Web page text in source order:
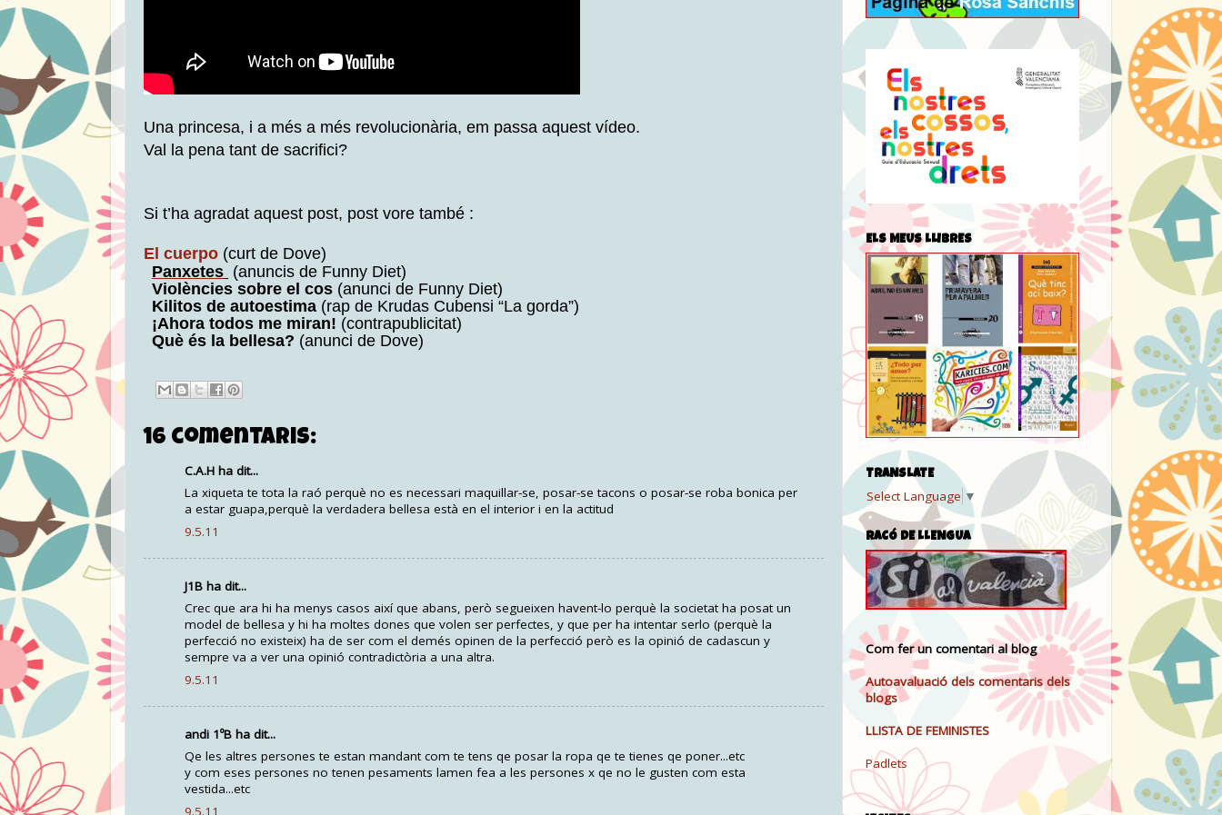
Una princesa, i a més a més revolucionària, em passa aquest vídeo.
Val la pena tant de sacrifici?
Si t’ha agradat aquest post, post vore també :
El cuerpo (curt de Dove)
Panxetes (anuncis de Funny Diet)
Violències sobre el cos (anunci de Funny Diet)
Kilitos de autoestima (rap de Krudas Cubensi “La gorda”)
¡Ahora todos me miran! (contrapublicitat)
Què és la bellesa? (anunci de Dove)
16 comentaris:
C.A.H ha dit...
La xiqueta te tota la raó perquè no es necessari maquillar-se, posar-se tacons o posar-se roba bonica per
a estar guapa,perquè la verdadera bellesa està en el interior i en la actitud
9.5.11
J1B ha dit...
Crec que ara hi ha menys casos així que abans, però segueixen havent-lo perquè la societat ha posat un
model de bellesa y hi ha moltes dones que volen ser perfectes, y que per ha intentar serlo (perquè la
perfecció no existeix) ha de ser com el demés opinen de la perfecció però es la opinió de cadascun y
sempre va a ver una opinió contradictòria a una altra.
9.5.11
andi 1ºB ha dit...
Qe les altres persones te estan mandant com te tens qe posar la ropa qe te tienes qe poner...etc
y com eses persones no tenen pesaments lamen fea a les persones x qe no le gusten com esta
vestida...etc
9.5.11
ELS MEUS LLIBRES
TRANSLATE
Select Language ▼
RACÓ DE LLENGUA
Com fer un comentari al blog
Autoavaluació dels comentaris dels
blogs
LLISTA DE FEMINISTES
Padlets